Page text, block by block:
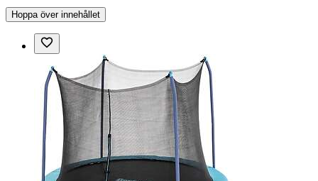
Hoppa över innehållet